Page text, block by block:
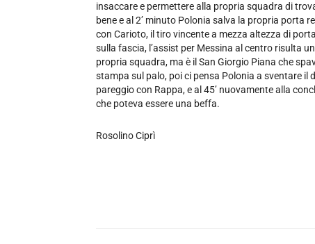
insaccare e permettere alla propria squadra di
bene e al 2’ minuto Polonia salva la propria porta
con Carioto, il tiro vincente a mezza altezza di
sulla fascia, l’assist per Messina al centro risulta
propria squadra, ma è il San Giorgio Piana che
stampa sul palo, poi ci pensa Polonia a sventare il
pareggio con Rappa, e al 45’ nuovamente alla
che poteva essere una beffa.
Rosolino Ciprì